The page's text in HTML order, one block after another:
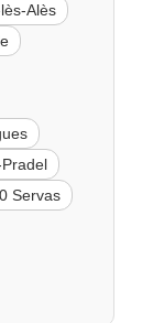
Alès
Servas